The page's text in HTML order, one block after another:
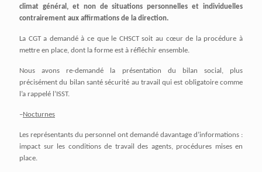
climat général, et non de situations personnelles et individuelles
contrairement aux affirmations de la direction.
La CGT a demandé à ce que le CHSCT soit au cœur de la procédure à
mettre en place, dont la forme est à réfléchir ensemble.
Nous avons re-demandé la présentation du bilan social, plus
précisément du bilan santé sécurité au travail qui est obligatoire comme
l’a rappelé l’ISST.
–Nocturnes
Les représentants du personnel ont demandé davantage d’informations :
impact sur les conditions de travail des agents, procédures mises en
place.